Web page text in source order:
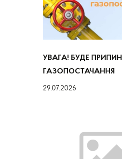
УВАГА! БУДЕ
ГАЗОПОСТАЧАННЯ
29.07.2026